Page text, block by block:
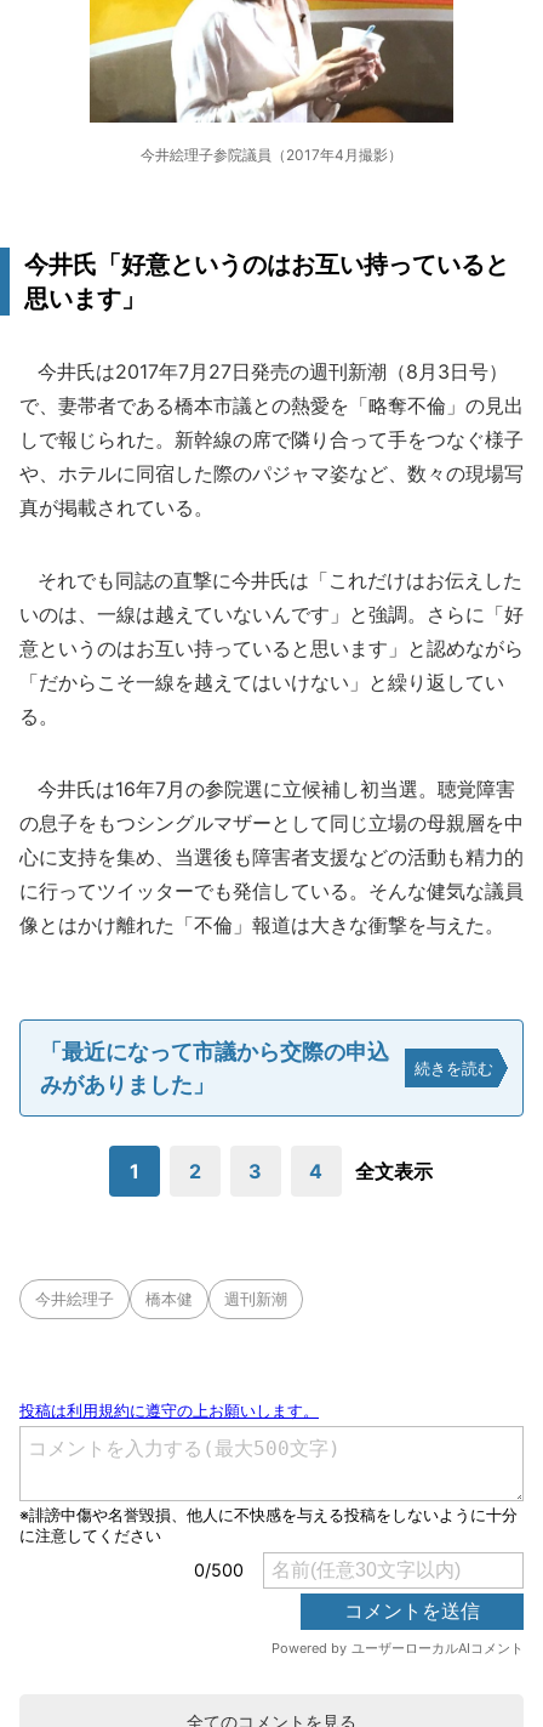
今井絵理子参院議員（2017年4月撮影）
今井氏「好意というのはお互い持っていると
思います」
今井氏は2017年7月27日発売の週刊新潮（8月3日号）
で、妻帯者である橋本市議との熱愛を「略奪不倫」の見出
しで報じられた。新幹線の席で隣り合って手をつなぐ様子
や、ホテルに同宿した際のパジャマ姿など、数々の現場写
真が掲載されている。
それでも同誌の直撃に今井氏は「これだけはお伝えした
いのは、一線は越えていないんです」と強調。さらに「好
意というのはお互い持っていると思います」と認めながら
「だからこそ一線を越えてはいけない」と繰り返してい
る。
今井氏は16年7月の参院選に立候補し初当選。聴覚障害
の息子をもつシングルマザーとして同じ立場の母親層を中
心に支持を集め、当選後も障害者支援などの活動も精力的
に行ってツイッターでも発信している。そんな健気な議員
像とはかけ離れた「不倫」報道は大きな衝撃を与えた。
「最近になって市議から交際の申込
みがありました」
続きを読む
1 2 3 4 全文表示
今井絵理子 橋本健 週刊新潮
全てのコメントを見る